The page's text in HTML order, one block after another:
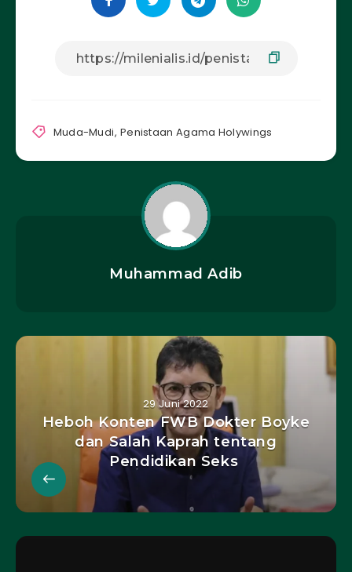
Muda-Mudi, Penistaan Agama Holywings
Muhammad Adib
29 Juni 2022
Heboh Konten FWB Dokter Boyke
dan Salah Kaprah tentang
Pendidikan Seks